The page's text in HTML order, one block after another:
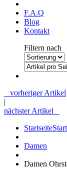
F.A.Q
Blog
Kontakt
Filtern nach
vorheriger Artikel
|
nächster Artikel
Startseite
Damen
Damen